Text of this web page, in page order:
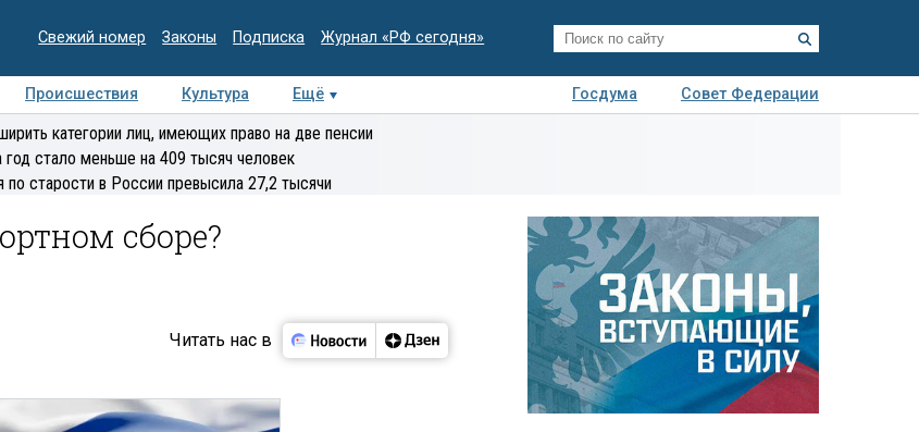
Свежий номер Законы Подписка Журнал «РФ сегодня»
Происшествия Культура Ещё Госдума
Совет Федерации
Интервью Колумнисты
Деловая
категории лиц, имеющих право на две пенсии
стало меньше на 409 тысяч человек
старости в России превысила 27,2 тысячи
сборе?
Читать нас в